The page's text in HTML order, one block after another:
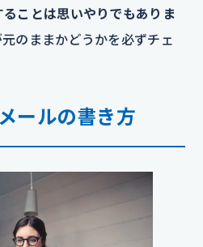
ことは思いやりでもありま
のままかどうかを必ずチェ
ールの書き方